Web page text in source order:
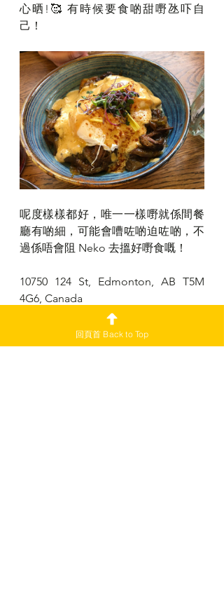
心晒!🥰 有時候要食啲甜嘢氹吓自
己！
呢度樣樣都好，唯一一樣嘢就係間餐
廳有啲細，可能會嘈咗啲迫咗啲，不
過係唔會阻 Neko 去搵好嘢食嘅！
10750 124 St, Edmonton, AB T5M
4G6, Canada
副刊
回頁首 Back to Top